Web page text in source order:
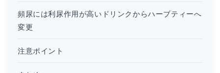
頻尿には利尿作用が高いドリンクからハーブティーへ
変更
注意ポイント